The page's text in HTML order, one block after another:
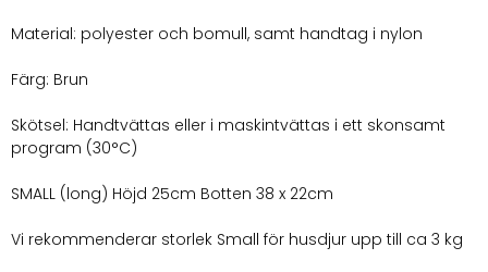
Material: polyester och bomull, samt handtag i nylon
Färg: Brun
Skötsel: Handtvättas eller i maskintvättas i ett skonsamt
program (30°C)
SMALL (long) Höjd 25cm Botten 38 x 22cm
Vi rekommenderar storlek Small för husdjur upp till ca 3 kg